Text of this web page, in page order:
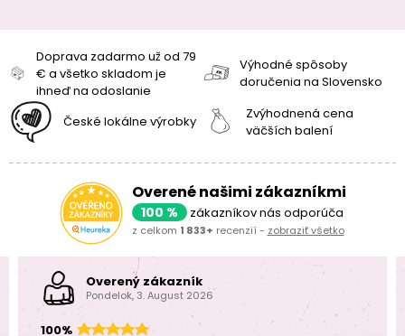
Doprava zadarmo už od 79
€ a všetko skladom je
ihneď na odoslanie
Výhodné spôsoby
doručenia na Slovensko
České lokálne výrobky
Zvýhodnená cena
väčších balení
Overené našimi zákazníkmi
100 % zákazníkov nás odporúča
z celkom 1 833+ recenzií - zobraziť všetko
Overený zákazník
Pondelok, 3. August 2026
100%